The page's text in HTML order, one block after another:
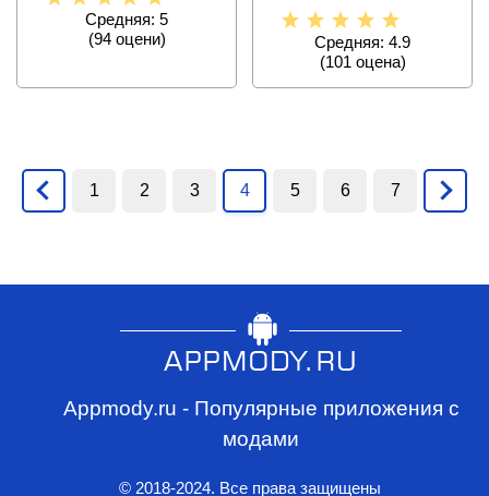
Средняя: 5
(94оцени)
любителям
Средняя: 4.9
(101 оценa)
1 2 3 4 5 6 7
Appmody.ru - Популярные приложения с
модами
© 2018-2024. Все права защищены